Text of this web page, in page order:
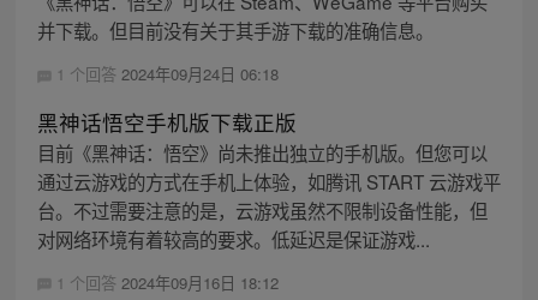
并下载。但目前没有关于其手游下载的准确信息。
1 个回答 2024年09月24日 06:18
黑神话悟空手机版下载正版
目前《黑神话：悟空》尚未推出独立的手机版。但您可以
通过云游戏的方式在手机上体验，如腾讯 START 云游戏平
台。不过需要注意的是，云游戏虽然不限制设备性能，但
对网络环境有着较高的要求。低延迟是保证游戏...
1 个回答 2024年09月16日 18:12